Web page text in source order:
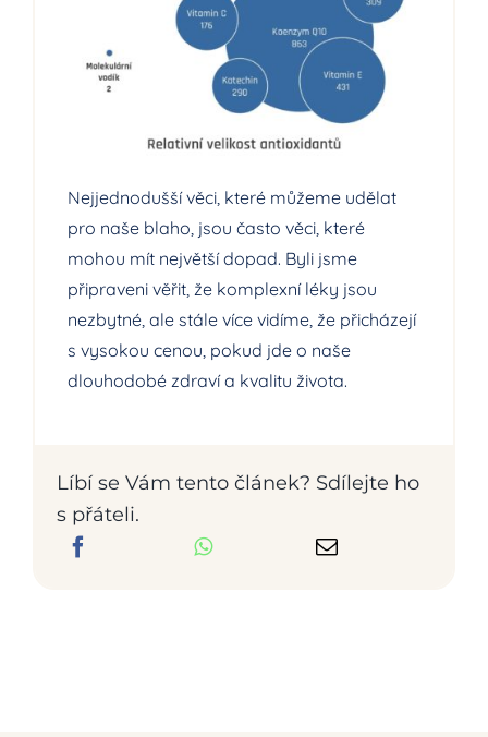
Nejjednodušší věci, které můžeme udělat
pro naše blaho, jsou často věci, které
mohou mít největší dopad. Byli jsme
připraveni věřit, že komplexní léky jsou
nezbytné, ale stále více vidíme, že přicházejí
s vysokou cenou, pokud jde o naše
dlouhodobé zdraví a kvalitu života.
Líbí se Vám tento článek? Sdílejte ho
s přáteli.